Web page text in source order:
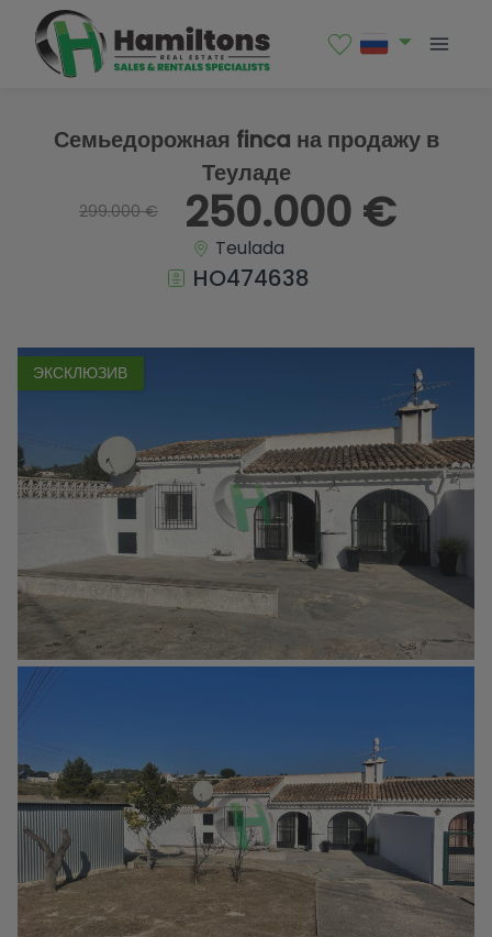
Семьедорожная finca на продажу в
Теуладе
299.000 € 250.000 €
Teulada
HO474638
ЭКСКЛЮЗИВ
1 / 22